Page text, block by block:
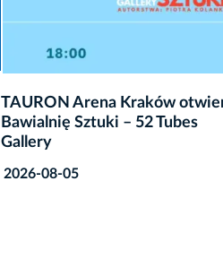
Szkolny Budżet Obywatelski w
oczach uczestników
2026-08-05